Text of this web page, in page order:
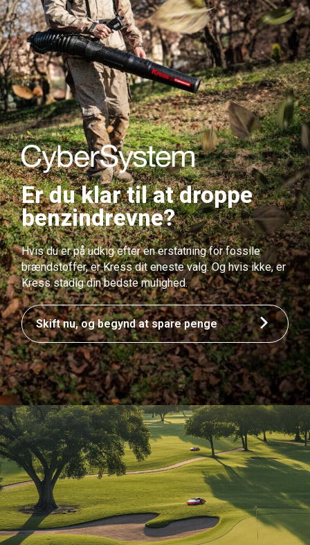
Er du klar til at droppe
benzindrevne?
Hvis du er på udkig efter en erstatning for fossile
brændstoffer, er Kress dit eneste valg. Og hvis ikke, er
Kress stadig din bedste mulighed.
Skift nu, og begynd at spare penge